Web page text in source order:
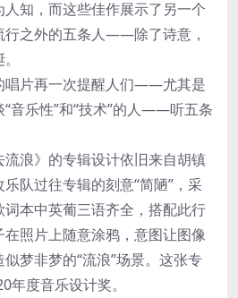
知，而这些佳作展示了另一个
行之外的五条人——除了诗意，
唱片再一次提醒人们——尤其是
音乐性”和“技术”的人——听五条
流浪》的专辑设计依旧来自胡镇
队过往专辑的刻意“简陋”，采
本中英葡三语齐全，搭配此行
照片上随意涂鸦，意图让图像
梦非梦的“流浪”场景。这张专
度音乐设计奖。